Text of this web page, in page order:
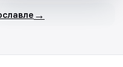
→